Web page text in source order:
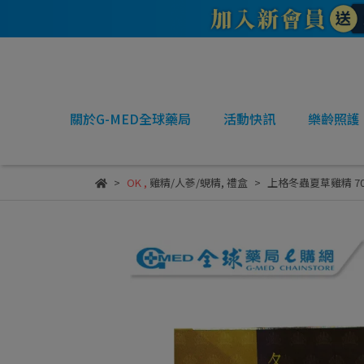
關於G-MED全球藥局 活動快訊 樂齡照護
OK, 雞精/人蔘/蜆精, 禮盒 上格冬蟲夏草雞精